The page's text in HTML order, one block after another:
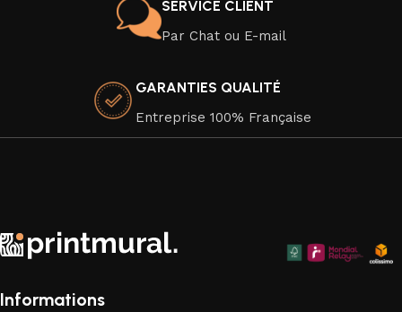
Veuillez noter que nos affiches sont vendues sans cadre,
mais elles sont soigneusement emballées pour une livraison
l'environnement, car nous attachons une grande importance
à la durabilité de nos produits.
parfaite pour compléter votre décor.
SERVICE CLIENT
Par Chat ou E-mail
GARANTIES QUALITÉ
Entreprise 100% Française
Informations